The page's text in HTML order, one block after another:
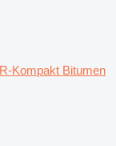
Kompakt Bitumen